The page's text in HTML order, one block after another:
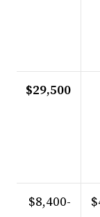
$29,500
-$8,400